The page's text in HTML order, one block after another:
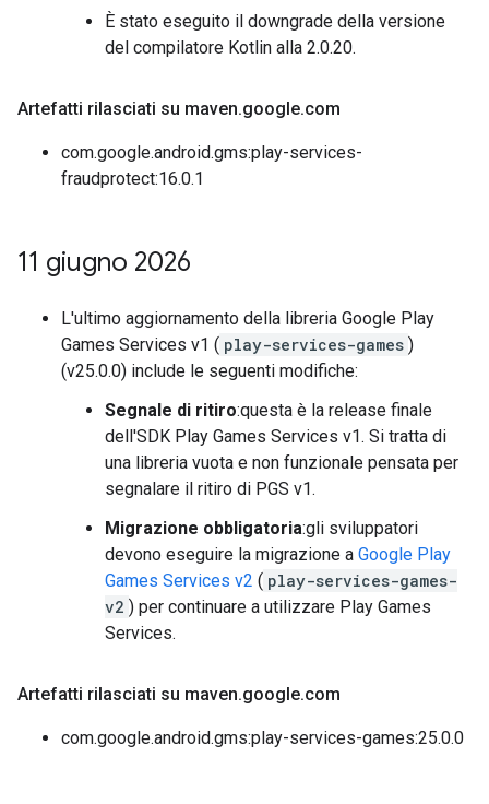
È stato eseguito il downgrade della versione
del compilatore Kotlin alla 2.0.20.
Artefatti rilasciati su maven.google.com
com.google.android.gms:play-services-
fraudprotect:16.0.1
11 giugno 2026
L'ultimo aggiornamento della libreria Google Play
Games Services v1 ( play-services-games )
(v25.0.0) include le seguenti modifiche:
Segnale di ritiro:questa è la release finale
dell'SDK Play Games Services v1. Si tratta di
una libreria vuota e non funzionale pensata per
segnalare il ritiro di PGS v1.
Migrazione obbligatoria:gli sviluppatori
devono eseguire la migrazione a Google Play
Games Services v2 ( play-services-games-
v2 ) per continuare a utilizzare Play Games
Services.
Artefatti rilasciati su maven.google.com
com.google.android.gms:play-services-games:25.0.0